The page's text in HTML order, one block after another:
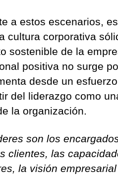
a estos escenarios, es
cultura corporativa
sostenible de la
positiva no surge
desde un esfuerzo
del liderazgo como
la organización.
son los
clientes, las
la visión